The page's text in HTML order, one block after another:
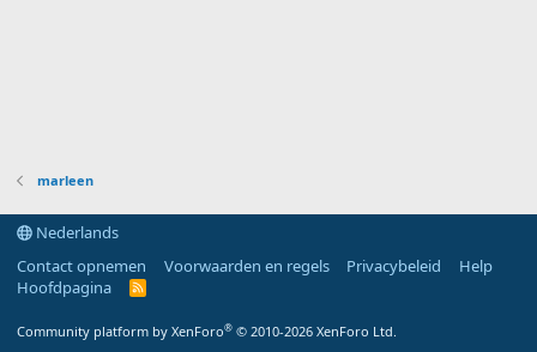
marleen
Nederlands
Contact opnemen
Voorwaarden en regels Privacybeleid
Help
Hoofdpagina
R
Community platform by XenForo® © 2010-2026 XenForo Ltd.